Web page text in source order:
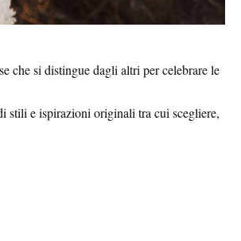
che si distingue dagli altri per celebrare le
stili e ispirazioni originali tra cui scegliere,